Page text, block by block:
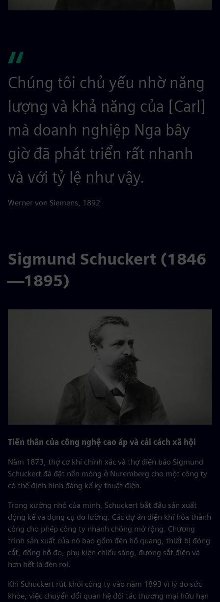
Chúng tôi chủ yếu nhờ năng
lượng và khả năng của [Carl]
mà doanh nghiệp Nga bây
giờ đã phát triển rất nhanh
và với tỷ lệ như vậy.
Werner von Siemens, 1892
Sigmund Schuckert (1846
—1895)
Tiền thân của công nghệ cao áp và cải cách xã hội
Năm 1873, thợ cơ khí chính xác và thợ điện báo Sigmund
Schuckert đã đặt nền móng ở Nuremberg cho một công ty
có thể định hình đáng kể kỹ thuật điện.
Trong xưởng nhỏ của mình, Schuckert bắt đầu sản xuất
động kế và dụng cụ đo lường. Các dự án điện khí hóa thành
công cho phép công ty nhanh chóng mở rộng. Chương
trình sản xuất của nó bao gồm đèn hồ quang, thiết bị đóng
cắt, đồng hồ đo, phụ kiện chiếu sáng, đường sắt điện và
hơn hết là đèn rọi.
Khi Schuckert rút khỏi công ty vào năm 1893 vì lý do sức
khỏe, việc chuyển đổi quan hệ đối tác thương mại hữu hạn